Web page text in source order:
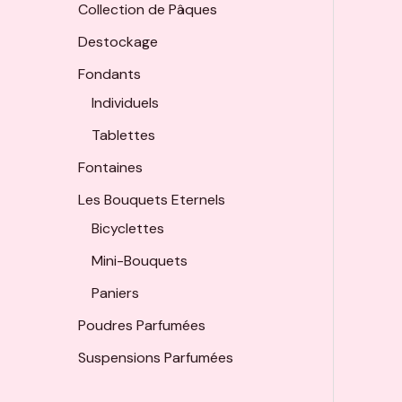
Collection de Pâques
Destockage
Fondants
Individuels
Tablettes
Fontaines
Les Bouquets Eternels
Bicyclettes
Mini-Bouquets
Paniers
Poudres Parfumées
Suspensions Parfumées